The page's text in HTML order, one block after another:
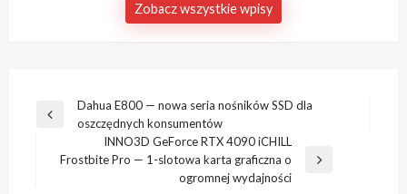
Zobacz wszystkie wpisy
Nawigacja
wpisu
Poprzedni
Dahua E800 — nowa seria nośników SSD dla
oszczędnych konsumentów
Następny
INNO3D GeForce RTX 4090 iCHILL
Frostbite Pro — 1-slotowa karta graficzna o
ogromnej wydajności